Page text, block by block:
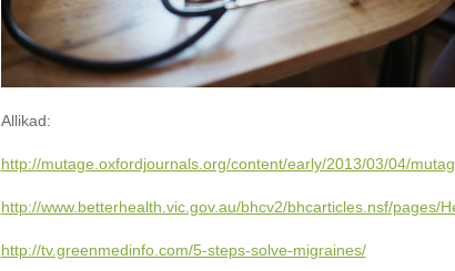
Allikad:
http://mutage.oxfordjournals.org/content/early/2013/03/04/
http://www.betterhealth.vic.gov.au/bhcv2/bhcarticles.nsf/pages/
http://tv.greenmedinfo.com/5-steps-solve-migraines/